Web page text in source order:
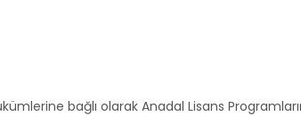
bağlı olarak Anadal Lisans